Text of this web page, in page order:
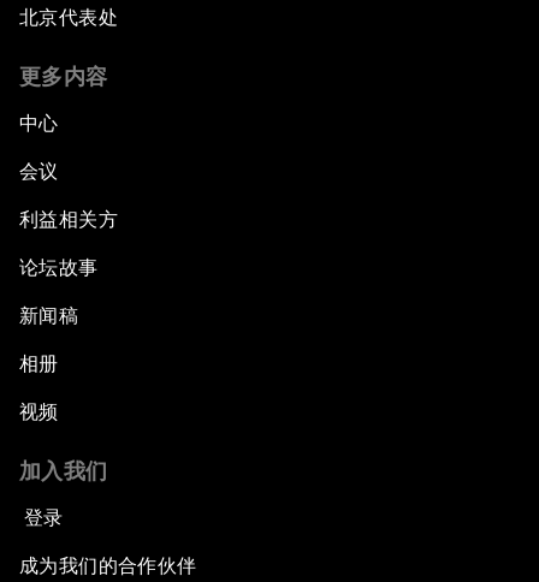
北京代表处
更多内容
中心
会议
利益相关方
论坛故事
新闻稿
相册
视频
加入我们
登录
成为我们的合作伙伴